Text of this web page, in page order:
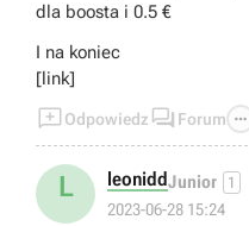
dla boosta i 0.5 €
I na koniec
[link]
Odpowiedz  Forum 
L leoniddJunior 1
2023-06-28 15:24